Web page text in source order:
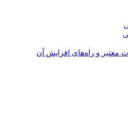
و راه‌های افزایش آن